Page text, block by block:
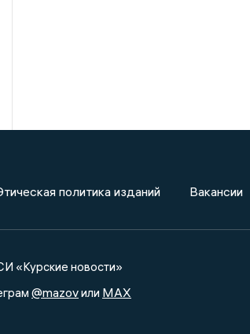
политика изданий Вакансии
«Курские новости»
@mazovили MAX